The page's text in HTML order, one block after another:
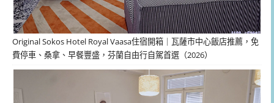
Original Sokos Hotel Royal Vaasa住宿開箱｜瓦薩市中心飯店推薦，免
費停車、桑拿、早餐豐盛，芬蘭自由行自駕首選（2026）